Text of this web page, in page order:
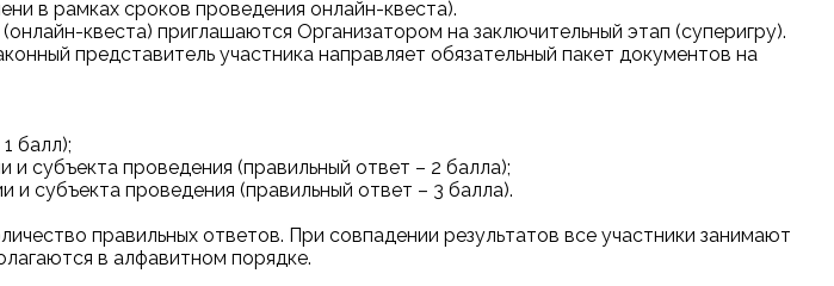
в рамках сроков проведения онлайн-квеста).
квеста) приглашаются Организатором на заключительный этап (суперигру).
представитель участника направляет обязательный пакет документов на
балл);
субъекта проведения (правильный ответ – 2 балла);
субъекта проведения (правильный ответ – 3 балла).
правильных ответов. При совпадении результатов все участники занимают
в алфавитном порядке.